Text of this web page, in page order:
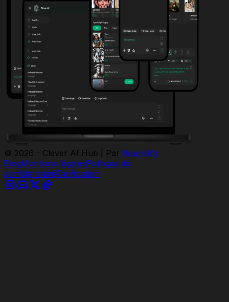
© 2026 - Clever AI Hub | Par Neurolify
BlogMentions légalesPolitique de
confidentialitéTarification